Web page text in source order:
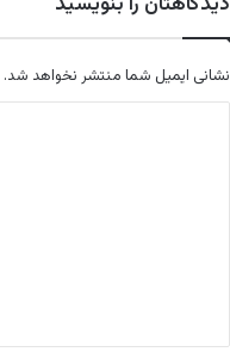
ل
ت
نشانی ایمیل شما منتشر نخواهد شد.